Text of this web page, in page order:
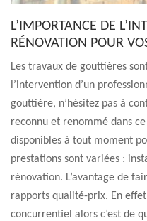
L’IMPORTANCE DE
RÉNOVATION POUR
Les travaux de gouttières
l’intervention d’un
gouttière, n’hésitez pas à
reconnu et renommé dans
disponibles à tout moment
prestations sont variées :
rénovation. L’avantage de
rapports qualité-prix. En
concurrentiel alors c’est de